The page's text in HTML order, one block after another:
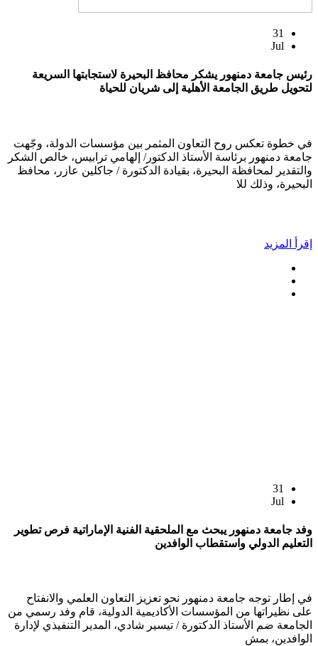
31
Jul
رئيس جامعة دمنهور يشكر محافظ البحيرة لاستجابتها السريعة
لتحويل طريق الجامعة الأهلية إلى شريان للحياة
في خطوة تعكس روح التعاون المثمر بين مؤسسات الدولة، وجّهت
جامعة دمنهور برئاسة الأستاذ الدكتور/ إلهامي ترابيس، خالص الشكر
والتقدير لمحافظة البحيرة، بقيادة الدكتورة / جاكلين عازر، محافظ
البحيرة، وذلك للا
إقرأ المزيد
31
Jul
وفد جامعة دمنهور يبحث مع الملحقية الفنية الإماراتية فرص تطوير
التعليم الدولي واستقطاب الوافدين
في إطار توجه جامعة دمنهور نحو تعزيز التعاون العلمي والانفتاح
على نظيراتها من المؤسسات الأكاديمية الدولية، قام وفد رسمي من
الجامعة ضم الأستاذ الدكتورة / تيسير شادي، المدير التنفيذي لإدارة
الوافدين، بمش